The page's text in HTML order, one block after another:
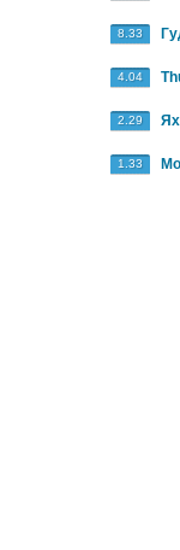
8.33
4.04
2.29
1.33